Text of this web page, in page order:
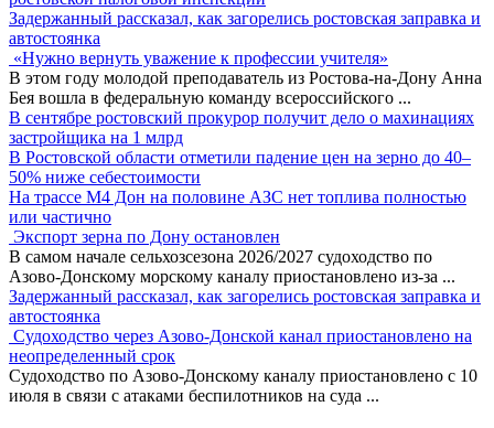
Задержанный рассказал, как загорелись ростовская заправка и
автостоянка
«Нужно вернуть уважение к профессии учителя»
В этом году молодой преподаватель из Ростова-на-Дону Анна
Бея вошла в федеральную команду всероссийского ...
В сентябре ростовский прокурор получит дело о махинациях
застройщика на 1 млрд
В Ростовской области отметили падение цен на зерно до 40–
50% ниже себестоимости
На трассе М4 Дон на половине АЗС нет топлива полностью
или частично
Экспорт зерна по Дону остановлен
В самом начале сельхозсезона 2026/2027 судоходство по
Азово-Донскому морскому каналу приостановлено из-за ...
Задержанный рассказал, как загорелись ростовская заправка и
автостоянка
Судоходство через Азово-Донской канал приостановлено на
неопределенный срок
Судоходство по Азово-Донскому каналу приостановлено с 10
июля в связи с атаками беспилотников на суда ...